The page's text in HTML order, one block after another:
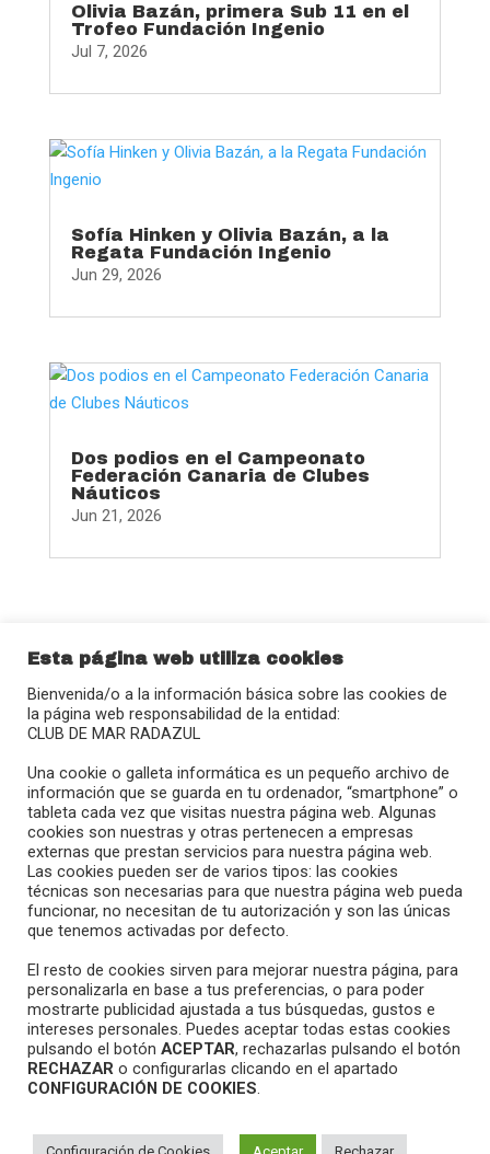
Olivia Bazán, primera Sub 11 en el
Trofeo Fundación Ingenio
Jul 7, 2026
Sofía Hinken y Olivia Bazán, a la
Regata Fundación Ingenio
Jun 29, 2026
Dos podios en el Campeonato
Federación Canaria de Clubes
Náuticos
Jun 21, 2026
38109 – Radazul (El Rosario)
(+34) 922 680 908
radazul@clubmradazul.com
}
Domingo – jueves: 07:30 a 23:00
Viernes y sábado: 07:30 a 01:00
Síguenos
Esta página web utiliza cookies
Bienvenida/o a la información básica sobre las cookies de
la página web responsabilidad de la entidad:
CLUB DE MAR RADAZUL
Una cookie o galleta informática es un pequeño archivo de
información que se guarda en tu ordenador, “smartphone” o
tableta cada vez que visitas nuestra página web. Algunas
cookies son nuestras y otras pertenecen a empresas
externas que prestan servicios para nuestra página web.
Las cookies pueden ser de varios tipos: las cookies
técnicas son necesarias para que nuestra página web pueda
funcionar, no necesitan de tu autorización y son las únicas
que tenemos activadas por defecto.
El resto de cookies sirven para mejorar nuestra página, para
personalizarla en base a tus preferencias, o para poder
mostrarte publicidad ajustada a tus búsquedas, gustos e
intereses personales. Puedes aceptar todas estas cookies
pulsando el botón ACEPTAR, rechazarlas pulsando el botón
RECHAZAR o configurarlas clicando en el apartado
CONFIGURACIÓN DE COOKIES.